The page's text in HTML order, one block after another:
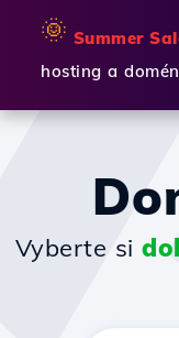
🌞 Summer
hosting a
Vyberte si